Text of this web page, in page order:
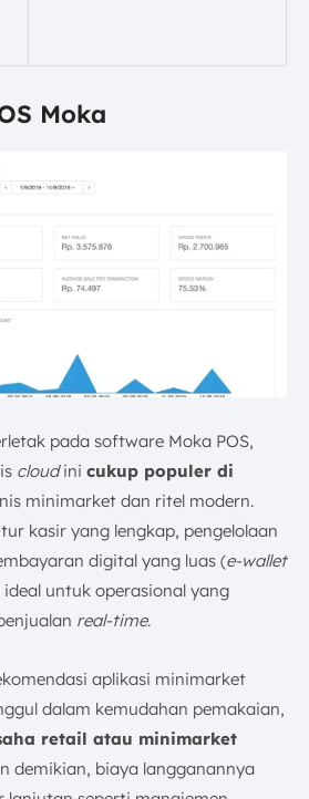
Moka
pada software Moka POS,
cloudini cukup populer di
minimarket dan ritel modern.
kasir yang lengkap, pengelolaan
digital yang luas (e-wallet
untuk operasional yang
real-time.
aplikasi minimarket
dalam kemudahan pemakaian,
retail atau minimarket
demikian, biaya langganannya